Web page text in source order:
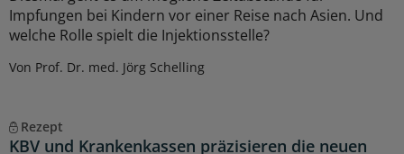
Impfungen bei Kindern vor einer Reise nach Asien. Und
welche Rolle spielt die Injektionsstelle?
Von Prof. Dr. med. Jörg Schelling
Rezept
KBV und Krankenkassen präzisieren die neuen